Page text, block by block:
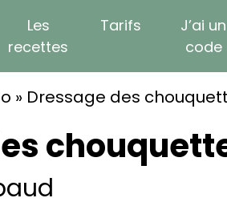
Les
recettes
Tarifs
J’ai un
code
» Dressage des